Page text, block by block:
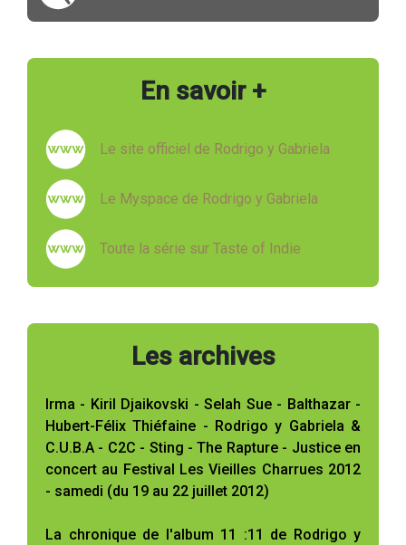
En savoir +
Le site officiel de Rodrigo y Gabriela
Le Myspace de Rodrigo y Gabriela
Toute la série sur Taste of Indie
Les archives
Irma - Kiril Djaikovski - Selah Sue - Balthazar -
Hubert-Félix Thiéfaine - Rodrigo y Gabriela &
C.U.B.A - C2C - Sting - The Rapture - Justice en
concert au Festival Les Vieilles Charrues 2012
- samedi (du 19 au 22 juillet 2012)
La chronique de l'album 11 :11 de Rodrigo y